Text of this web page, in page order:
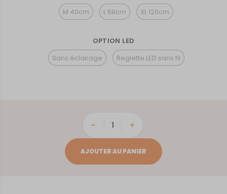
M 40cm
L 68cm XL 120cm
OPTION LED
Sans éclairage
Reglette LED sans fil
quantité
Cancale
AJOUTER AU PANIER